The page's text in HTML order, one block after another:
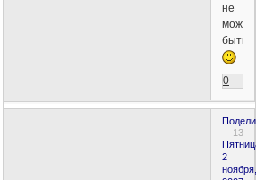
не
может
0
13
2
ноября,